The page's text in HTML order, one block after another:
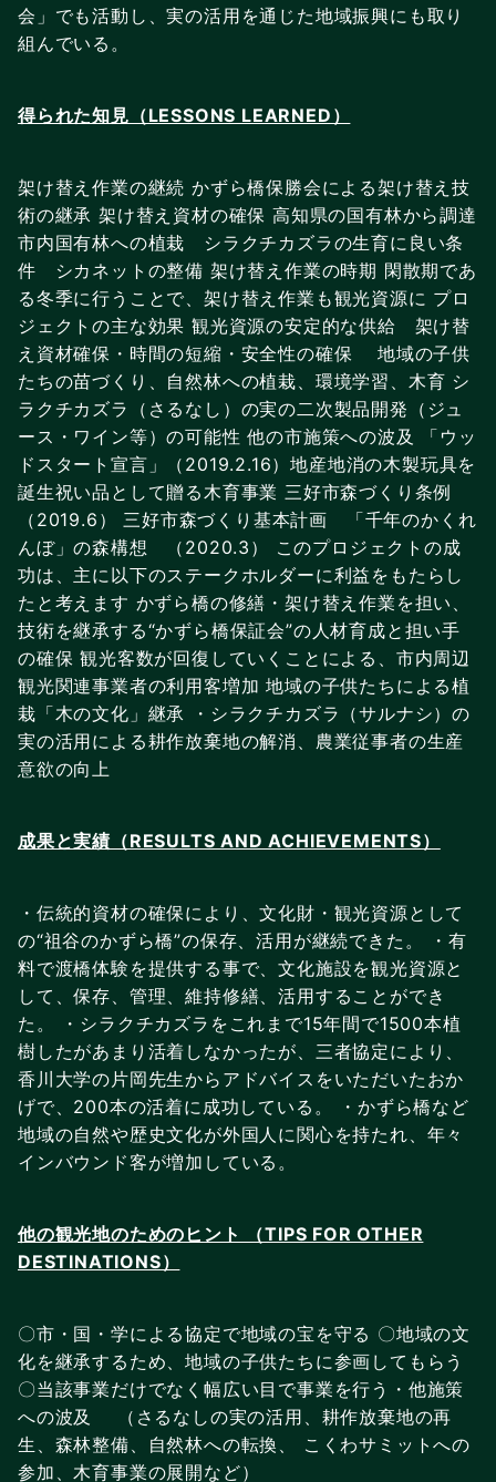
会」でも活動し、実の活用を通じた地域振興にも取り
組んでいる。
得られた知見（LESSONS LEARNED）
架け替え作業の継続 かずら橋保勝会による架け替え技
術の継承 架け替え資材の確保 高知県の国有林から調達
市内国有林への植栽 シラクチカズラの生育に良い条
件 シカネットの整備 架け替え作業の時期 閑散期であ
る冬季に行うことで、架け替え作業も観光資源に プロ
ジェクトの主な効果 観光資源の安定的な供給 架け替
え資材確保・時間の短縮・安全性の確保 地域の子供
たちの苗づくり、自然林への植栽、環境学習、木育 シ
ラクチカズラ（さるなし）の実の二次製品開発（ジュ
ース・ワイン等）の可能性 他の市施策への波及 「ウッ
ドスタート宣言」（2019.2.16）地産地消の木製玩具を
誕生祝い品として贈る木育事業 三好市森づくり条例
（2019.6） 三好市森づくり基本計画 「千年のかくれ
んぼ」の森構想 （2020.3） このプロジェクトの成
功は、主に以下のステークホルダーに利益をもたらし
たと考えます かずら橋の修繕・架け替え作業を担い、
技術を継承する“かずら橋保証会”の人材育成と担い手
の確保 観光客数が回復していくことによる、市内周辺
観光関連事業者の利⽤客増加 地域の子供たちによる植
栽「木の文化」継承 ・シラクチカズラ（サルナシ）の
実の活用による耕作放棄地の解消、農業従事者の生産
意欲の向上
成果と実績（RESULTS AND ACHIEVEMENTS）
・伝統的資材の確保により、文化財・観光資源として
の“祖谷のかずら橋”の保存、活用が継続できた。 ・有
料で渡橋体験を提供する事で、文化施設を観光資源と
して、保存、管理、維持修繕、活用することができ
た。 ・シラクチカズラをこれまで15年間で1500本植
樹したがあまり活着しなかったが、三者協定により、
香川大学の片岡先生からアドバイスをいただいたおか
げで、200本の活着に成功している。 ・かずら橋など
地域の自然や歴史文化が外国人に関心を持たれ、年々
インバウンド客が増加している。
他の観光地のためのヒント （TIPS FOR OTHER
DESTINATIONS）
〇市・国・学による協定で地域の宝を守る 〇地域の文
化を継承するため、地域の子供たちに参画してもらう
〇当該事業だけでなく幅広い目で事業を行う・他施策
への波及 （さるなしの実の活用、耕作放棄地の再
生、森林整備、自然林への転換、 こくわサミットへの
参加、木育事業の展開など）